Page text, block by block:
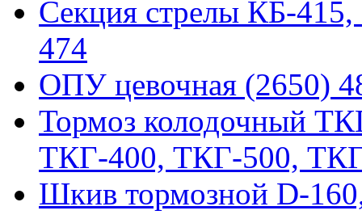
Секция стрелы КБ-
474
ОПУ цевочная (2650)
Тормоз колодочный
ТКГ-400, ТКГ-500,
Шкив тормозной D-